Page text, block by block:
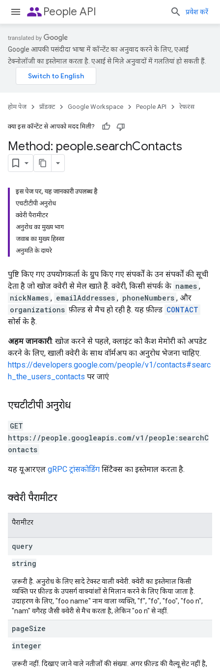
peoplePeople API प्रवेश करें
Google आपकी पसंदीदा भाषा में कॉन्टेंट का अनुवाद करने के लिए, एआई
टेक्नोलॉजी का इस्तेमाल करता है. एआई से मिले अनुवादों में गलतियां हो सकती हैं.
होम पेज प्रॉडक्ट Google Workspace People API रेफ़रंस
क्या इस कॉन्टेंट से आपको मदद मिली?
Method: people.searchContacts
इस पेज पर, यह जानकारी उपलब्ध है
एचटीटीपी अनुरोध
क्वेरी पैरामीटर
अनुरोध का मुख्य भाग
जवाब का मुख्य हिस्सा
अनुमति के दायरे
पुष्टि किए गए उपयोगकर्ता के ग्रुप किए गए संपर्कों के उन संपर्कों की सूची
देता है जो खोज क्वेरी से मेल खाते हैं. क्वेरी, किसी संपर्क के names ,
nickNames , emailAddresses , phoneNumbers , और
organizations फ़ील्ड से मैच हो रही है. यह फ़ील्ड CONTACT
सोर्स के है.
अहम जानकारी: खोज करने से पहले, क्लाइंट को कैश मेमोरी को अपडेट
करने के लिए, खाली क्वेरी के साथ वॉर्मअप का अनुरोध भेजना चाहिए.
https://developers.google.com/people/v1/contacts#searc
h_the_users_contacts पर जाएं
एचटीटीपी अनुरोध
GET
https://people.googleapis.com/v1/people:searchC
ontacts
यह यूआरएल gRPC ट्रांसकोडिंग सिंटैक्स का इस्तेमाल करता है.
क्वेरी पैरामीटर
पैरामीटर
query
string
ज़रूरी है. अनुरोध के लिए सादे टेक्स्ट वाली क्वेरी. क्वेरी का इस्तेमाल किसी
व्यक्ति पर फ़ील्ड के उपसर्ग वाक्यांशों से मिलान करने के लिए किया जाता है.
उदाहरण के लिए, "foo name" नाम वाला व्यक्ति, "f", "fo", "foo", "foo n",
"nam" वगैरह जैसी क्वेरी से मैच करता है, लेकिन "oo n" से नहीं.
pageSize
integer
ज़रूरी नहीं. दिखाए जाने वाले नतीजों की संख्या. अगर फ़ील्ड की वैल्यू सेट नहीं है,